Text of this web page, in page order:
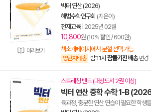
미리보기
빅터 연산 (2026)
해법수학연구회 (지은이)
천재교육| 2025년 02월
10,800원 (10% 할인 / 600원)
책소개페이지에서 분철 선택 가능
양탄자배송 밤 11시 잠들기전 배송 변경
스트레칭 밴드 (대상도서 2권 이상)
빅터 연산 중학 수학 1-B
육과정, 충분한 연산 연습이 필요한 학생